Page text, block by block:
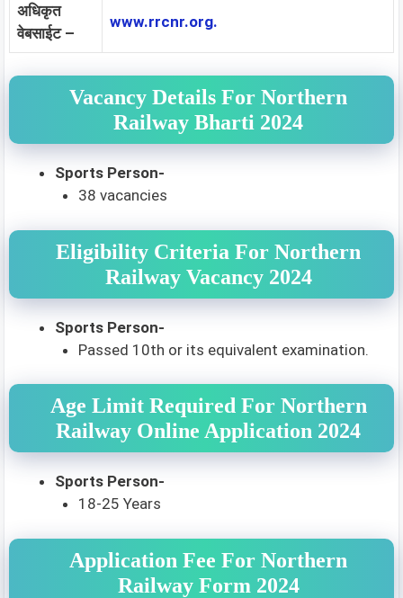
अधिकृत
वेबसाईट –
www.rrcnr.org.
Vacancy Details For Northern
Railway Bharti 2024
Sports Person-
38 vacancies
Eligibility Criteria For Northern
Railway Vacancy 2024
Sports Person-
Passed 10th or its equivalent examination.
Age Limit Required For Northern
Railway Online Application 2024
Sports Person-
18-25 Years
Application Fee For Northern
Railway Form 2024